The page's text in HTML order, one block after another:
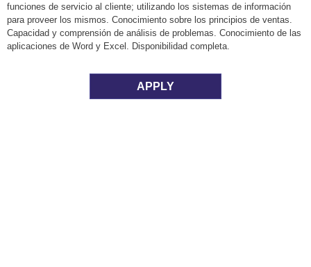
funciones de servicio al cliente; utilizando los sistemas de información
para proveer los mismos. Conocimiento sobre los principios de ventas.
Capacidad y comprensión de análisis de problemas. Conocimiento de las
aplicaciones de Word y Excel. Disponibilidad completa.
APPLY